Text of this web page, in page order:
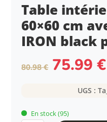
Table
60×60 cm
IRON black
80.98€ Le
prix
initial
était :
80.98 €.
75.99€
UGS :
En stock(95)